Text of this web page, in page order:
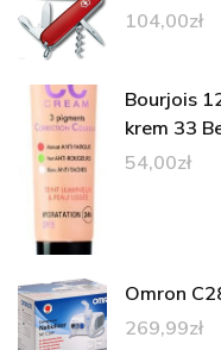
104,00zł
Bourjois
krem 33
54,00zł
Omron
269,99zł